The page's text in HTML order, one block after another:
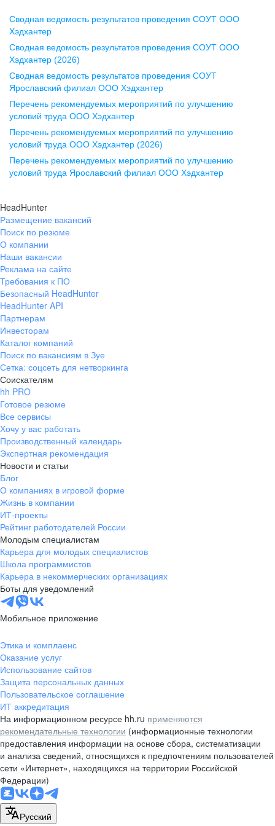
Воронеж
ул. Комиссаржевской, д. 10,
офис 1212
+7 473 280-05-05
pr@vrn.hh.ru
ул. Спартаковская, д. 2А, этаж 3,
помещение 15
+7 843 212-12-50
Екатеринбург
ул. Боевых Дружин, стр. 20,
+7 343 226-79-99
pr@ural.hh.ru
ул. Янковского, д. 169, 7 этаж,
706 каб.
+7 861 205-55-57
pr@krd.hh.ru
Владивосток
пер. Ланинский д. 4, офис 3.4
+7 423 202-33-28
pr@dv.hh.ru
Новосибирск
ул. Большевистская, д. 35,
помещение 21
+7 383 207-94-64
pr@nsk.hh.ru
Минск
пр-т Дзержинского, д. 57,
10 этаж, помещение 45-1
pr@rabota.by
Алматы
пр. Абая, д. 151, БЦ Алатау,
12 этаж, офис 1209
+7 727 232-13-13
pr@headhunter.com.kz
Сводная ведомость результатов проведения СОУТ ООО
Хэдхантер
Сводная ведомость результатов проведения СОУТ ООО
Хэдхантер (2026)
Сводная ведомость результатов проведения СОУТ
Ярославский филиал ООО Хэдхантер
Перечень рекомендуемых мероприятий по улучшению
условий труда ООО Хэдхантер
Перечень рекомендуемых мероприятий по улучшению
условий труда ООО Хэдхантер (2026)
Перечень рекомендуемых мероприятий по улучшению
условий труда Ярославский филиал ООО Хэдхантер
HeadHunter
Размещение вакансий
Поиск по резюме
О компании
Наши вакансии
Реклама на сайте
Требования к ПО
Безопасный HeadHunter
HeadHunter API
Партнерам
Инвесторам
Каталог компаний
Поиск по вакансиям в Зуе
Сетка: соцсеть для нетворкинга
Соискателям
hh PRO
Готовое резюме
Все сервисы
Хочу у вас работать
Производственный календарь
Экспертная рекомендация
Новости и статьи
Блог
О компаниях в игровой форме
Жизнь в компании
ИТ-проекты
Рейтинг работодателей России
Молодым специалистам
Карьера для молодых специалистов
Школа программистов
Карьера в некоммерческих организациях
Боты для уведомлений
Мобильное приложение
Этика и комплаенс
Оказание услуг
Использование сайтов
Защита персональных данных
Пользовательское соглашение
ИТ аккредитация
На информационном ресурсе hh.ru применяются
рекомендательные технологии (информационные технологии
предоставления информации на основе сбора, систематизации
и анализа сведений, относящихся к предпочтениям пользователей
сети «Интернет», находящихся на территории Российской
Федерации)
Русский